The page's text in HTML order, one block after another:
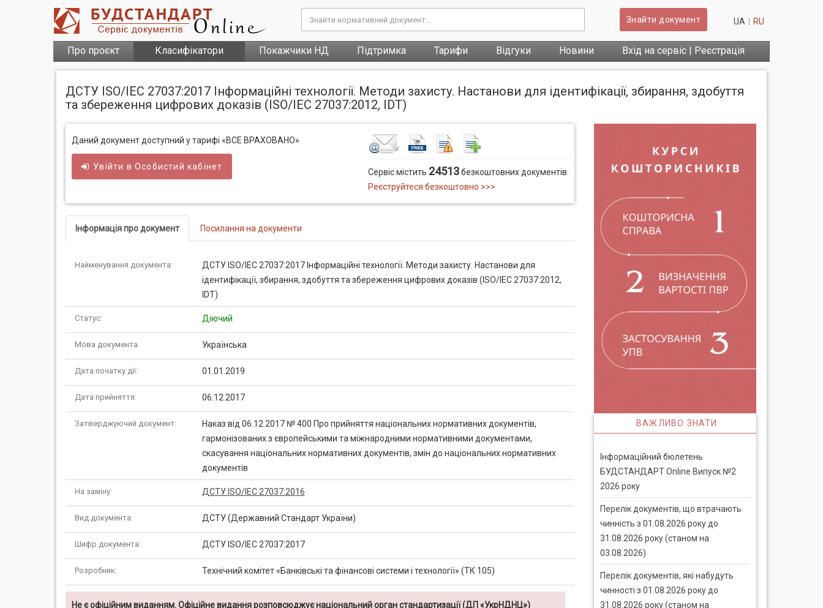
Знайти документ UA RU
Про проєкт Класифікатори Покажчики НД Підтримка Тарифи Відгуки Новини Вхід на сервіс | Реєстрація
ДСТУ ISO/IEC 27037:2017 Інформаційні технології. Методи захисту. Настанови для ідентифікації, збирання, здобуття
та збереження цифрових доказів (ISO/IEC 27037:2012, IDT)
Даний документ доступний у тарифі «ВСЕ ВРАХОВАНО»
Увійти вОсобистий кабінет
Сервіс містить 24513безкоштовних документів.
Реєструйтеся безкоштовно >>>
Інформація про документ Посилання на документи
Найменування документа:
ДСТУ ISO/IEC 27037:2017 Інформаційні технології. Методи захисту. Настанови для
ідентифікації, збирання, здобуття та збереження цифрових доказів (ISO/IEC 27037:2012,
IDT)
Статус: Діючий
Мова документа Українська
Дата початку дії: 01.01.2019
Дата прийняття: 06.12.2017
Затверджуючий документ:
Наказ від 06.12.2017 № 400 Про прийняття національних нормативних документів,
гармонізованих з європейськими та міжнародними нормативними документами,
скасування національних нормативних документів, змін до національних нормативних
документів
На заміну: ДСТУ ISO/IEC 27037:2016
Вид документа: ДСТУ (Державний Стандарт України)
Шифр документа: ДСТУ ISO/IEC 27037:2017
Розробник: Технічний комітет «Банківські та фінансові системи і технології» (ТК 105)
Не є офіційним виданням. Офіційне видання розповсюджує національний орган стандартизації (ДП «УкрНДНЦ»)
ВАЖЛИВО ЗНАТИ
Інформаційний бюлетень
БУДСТАНДАРТ Online Випуск №2
2026 року
Перелік документів, що втрачають
чинність з 01.08.2026 року до
31.08.2026 року (станом на
03.08.2026)
Перелік документів, які набудуть
чинності з 01.08.2026 року до
31.08.2026 року (станом на